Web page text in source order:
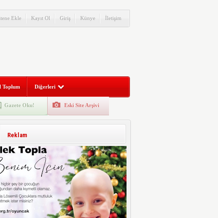
Ekle Kayıt Ol Giriş Künye İletişim
Toplum Diğerleri
Gazete Oku! Eski Site Arşivi
Reklam